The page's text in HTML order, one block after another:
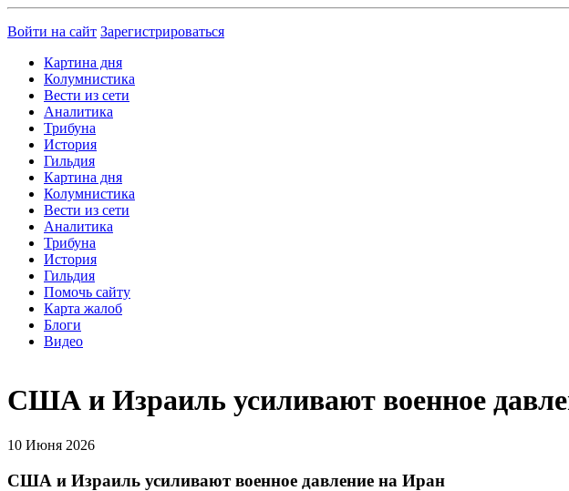
Войти на сайт Зарегистрироваться
Картина дня
Колумнистика
Вести из сети
Аналитика
Трибуна
История
Гильдия
Картина дня
Колумнистика
Вести из сети
Аналитика
Трибуна
История
Гильдия
Помочь сайту
Карта жалоб
Блоги
Видео
США и Израиль усиливают военное
10 Июня 2026
США и Израиль усиливают военное давление на Иран